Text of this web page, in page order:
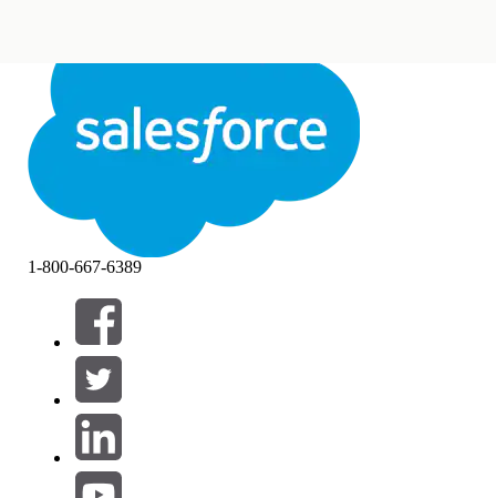
StängStäng
Filtrera efter (0)
VÄLJ FILTER
Produktområde
1-800-667-6389